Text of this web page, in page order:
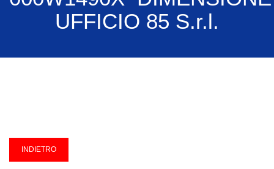
UFFICIO 85 S.r.l.